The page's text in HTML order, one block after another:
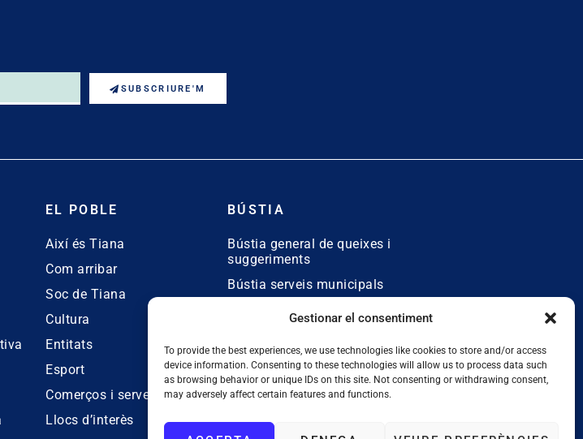
Gestionar el consentiment
To provide the best experiences, we use technologies like cookies to store and/or access
device information. Consenting to these technologies will allow us to process data such
as browsing behavior or unique IDs on this site. Not consenting or withdrawing consent,
may adversely affect certain features and functions.
SUBSCRIURE'M
EL POBLE
Així és Tiana
Com arribar
Soc de Tiana
Cultura
Entitats
Esport
Comerços i serveis
Llocs d’interès
BÚSTIA
Bústia general de queixes i
suggeriments
Bústia serveis municipals
lingüístiques